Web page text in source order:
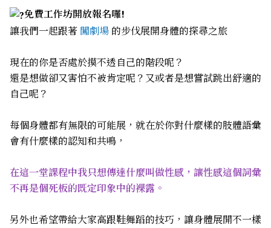
免費工作坊開放報名囉!
讓我們一起跟著 闖劇場 的步伐展開身體的探尋之旅
現在的你是否處於摸不透自己的階段呢？
還是想做卻又害怕不被肯定呢？又或者是想嘗試跳出舒適的
自己呢？
每個身體都有無限的可能展，就在於你對什麼樣的肢體語彙
會有什麼樣的認知和共鳴，
在這一堂課程中我只想傳達什麼叫做性感，讓性感這個詞彙
不再是個死板的既定印象中的裸露。
另外也希望帶給大家高跟鞋舞蹈的技巧，讓身體展開不一樣